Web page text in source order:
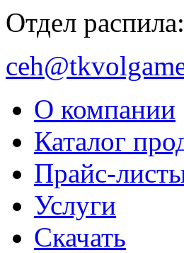
Отдел распила:
О компании
Каталог
Прайс-
Услуги
Скачать